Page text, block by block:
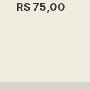
R$ 75,00